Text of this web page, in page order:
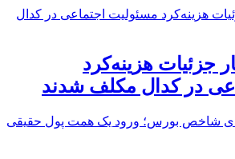
جزئیات هزینه‌کرد
در کدال مکلف شدند